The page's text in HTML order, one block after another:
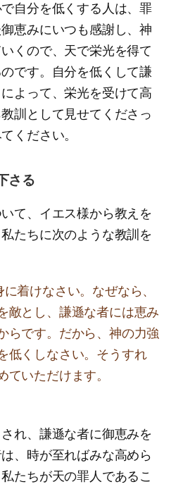
自分を低くする人は、罪
恵みにいつも感謝し、神
くので、天で栄光を得て
です。自分を低くして謙
よって、栄光を受けて高
訓として見せてくださっ
ください。
さる
て、イエス様から教えを
たちに次のような教訓を
着けなさい。なぜなら、
敵とし、謙遜な者には恵み
らです。だから、神の力強
低くしなさい。そうすれ
ていただけます。
れ、謙遜な者に御恵みを
、時が至ればみな高めら
たちが天の罪人であるこ